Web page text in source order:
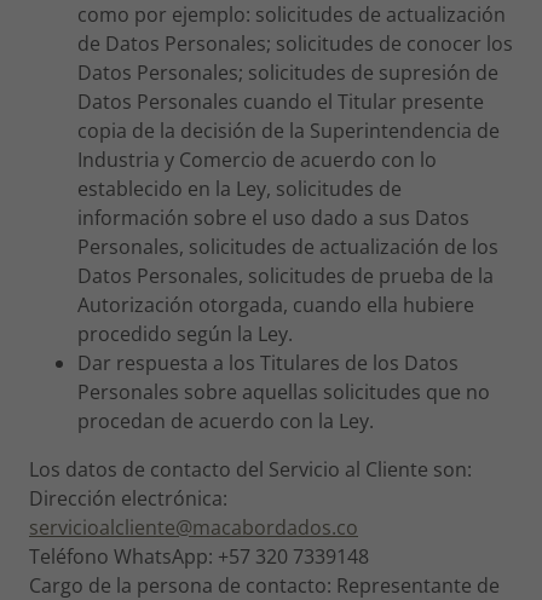
como por ejemplo: solicitudes de actualización
de Datos Personales; solicitudes de conocer los
Datos Personales; solicitudes de supresión de
Datos Personales cuando el Titular presente
copia de la decisión de la Superintendencia de
Industria y Comercio de acuerdo con lo
establecido en la Ley, solicitudes de
información sobre el uso dado a sus Datos
Personales, solicitudes de actualización de los
Datos Personales, solicitudes de prueba de la
Autorización otorgada, cuando ella hubiere
procedido según la Ley.
Dar respuesta a los Titulares de los Datos
Personales sobre aquellas solicitudes que no
procedan de acuerdo con la Ley.
Los datos de contacto del Servicio al Cliente son:
Dirección electrónica:
servicioalcliente@macabordados.co
Teléfono WhatsApp: +57 320 7339148
Cargo de la persona de contacto: Representante de